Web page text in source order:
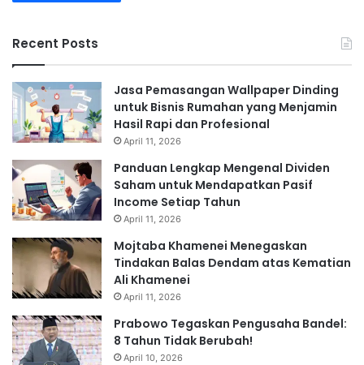
Recent Posts
Jasa Pemasangan Wallpaper Dinding
untuk Bisnis Rumahan yang Menjamin
Hasil Rapi dan Profesional
April 11, 2026
Panduan Lengkap Mengenal Dividen
Saham untuk Mendapatkan Pasif
Income Setiap Tahun
April 11, 2026
Mojtaba Khamenei Menegaskan
Tindakan Balas Dendam atas Kematian
Ali Khamenei
April 11, 2026
Prabowo Tegaskan Pengusaha Bandel:
8 Tahun Tidak Berubah!
April 10, 2026